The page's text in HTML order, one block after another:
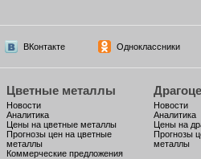
ВКонтакте Одноклассники
Цветные металлы
Новости
Аналитика
Цены на цветные металлы
Прогнозы цен на цветные
металлы
Коммерческие предложения
Новости
Аналитика
Цены на
Прогнозы
металлы